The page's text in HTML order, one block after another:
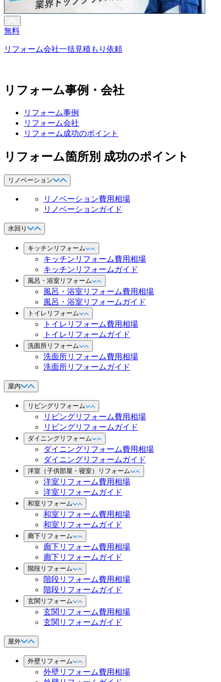
無料
リフォーム会社一括見積もり依頼
リフォーム事例・会社
リフォーム事例
リフォーム会社
リフォーム成功のポイント
リフォーム箇所別 成功のポイント
リノベーション
リノベーション費用相場
リノベーションガイド
水回り
キッチンリフォーム
キッチンリフォーム費用相場
キッチンリフォームガイド
風呂・浴室リフォーム
風呂・浴室リフォーム費用相場
風呂・浴室リフォームガイド
トイレリフォーム
トイレリフォーム費用相場
トイレリフォームガイド
洗面所リフォーム
洗面所リフォーム費用相場
洗面所リフォームガイド
屋内
リビングリフォーム
リビングリフォーム費用相場
リビングリフォームガイド
ダイニングリフォーム
ダイニングリフォーム費用相場
ダイニングリフォームガイド
洋室（子供部屋・寝室）リフォーム
洋室リフォーム費用相場
洋室リフォームガイド
和室リフォーム
和室リフォーム費用相場
和室リフォームガイド
廊下リフォーム
廊下リフォーム費用相場
廊下リフォームガイド
階段リフォーム
階段リフォーム費用相場
階段リフォームガイド
玄関リフォーム
玄関リフォーム費用相場
玄関リフォームガイド
屋外
外壁リフォーム
外壁リフォーム費用相場